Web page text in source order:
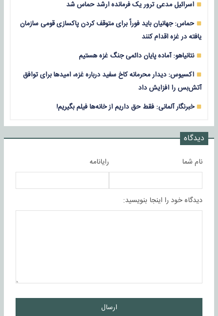
اسرائیل مدعی ترور یک فرمانده ارشد حماس شد
حماس: جهانیان باید فوراً برای متوقف کردن پاکسازی قومی سازمان
یافته در غزه اقدام کنند
نتانیاهو: آماده پایان دائمی جنگ غزه هستیم
اکسیوس: دیدار محرمانه کاخ سفید درباره غزه، امیدها برای توافق
آتش‌بس را افزایش داد
خبرنگار آلمانی: فقط حق داریم از خانه‌ها فیلم بگیریم!
دیدگاه
نام شما رایانامه
دیدگاه خود را اینجا بنویسید:
ارسال